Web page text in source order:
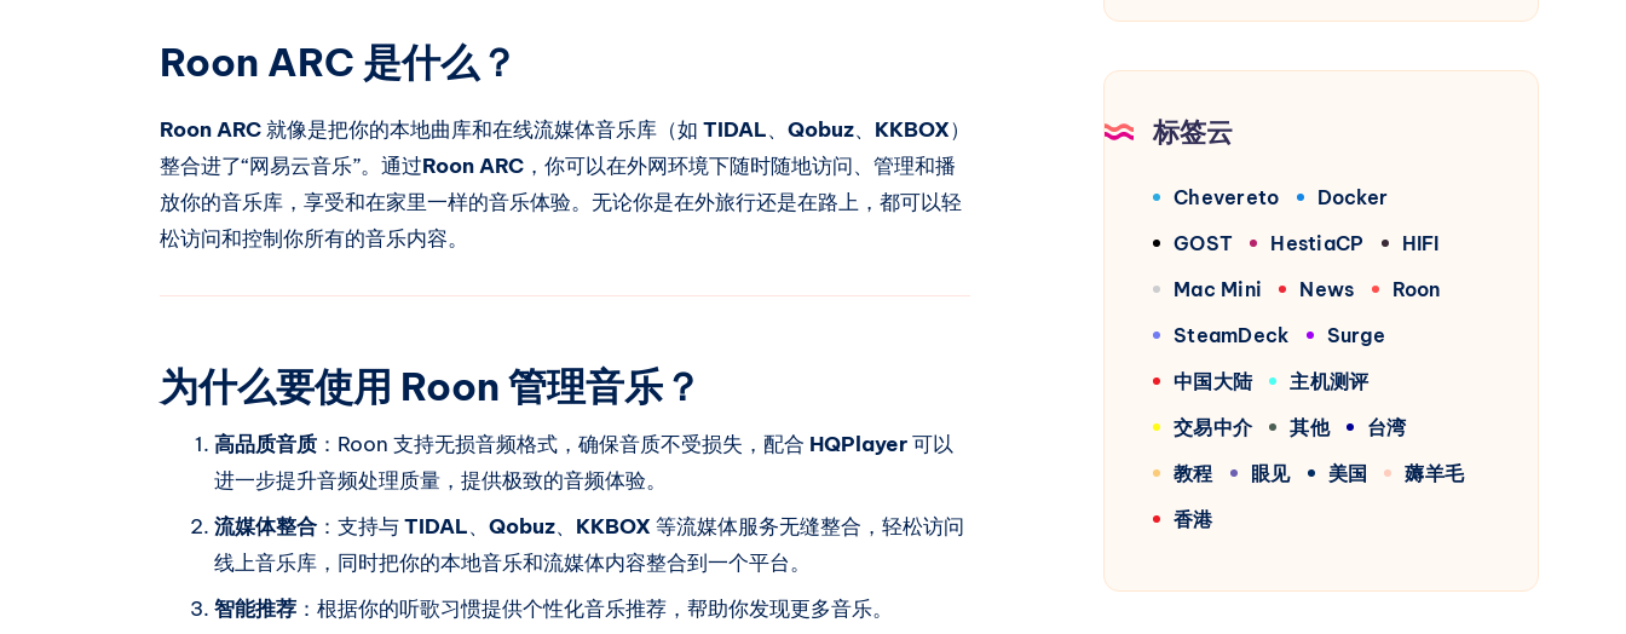
Roon ARC 是什么？
Roon ARC就像是把你的本地曲库和在线流媒体音乐库（如 TIDAL、 Qobuz、 KKBOX）
整合进了“网易云音乐”。通过Roon ARC ，你可以在外网环境下随时随地访问、管理和播
放你的音乐库，享受和在家里一样的音乐体验。无论你是在外旅行还是在路上，都可以轻
松访问和控制你所有的音乐内容。
为什么要使用 Roon 管理音乐？
高品质音质 ：Roon 支持无损音频格式，确保音质不受损失，配合 HQPlayer可以
进一步提升音频处理质量，提供极致的音频体验。
流媒体整合 ：支持与TIDAL、 Qobuz、 KKBOX 等流媒体服务无缝整合，轻松访问
线上音乐库，同时把你的本地音乐和流媒体内容整合到一个平台。
智能推荐 ：根据你的听歌习惯提供个性化音乐推荐，帮助你发现更多音乐。
标签云
Chevereto
Docker
GOST
HestiaCP
HIFI
Mac Mini
News
Roon
SteamDeck
Surge
中国大陆
主机测评
交易中介
其他
台湾
教程
眼见 美国
薅羊毛
香港